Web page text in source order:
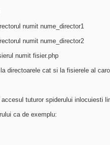
numit nume_director1
numit nume_director2
numit fisier.php
directoarele cat si la fisierele al
tuturor spiderului inlocuiesti
ca de exemplu: